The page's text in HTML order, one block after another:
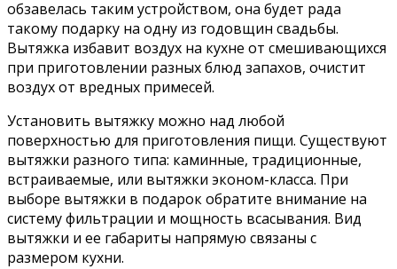
обзавелась таким устройством, она будет рада
такому подарку на одну из годовщин свадьбы.
Вытяжка избавит воздух на кухне от смешивающихся
при приготовлении разных блюд запахов, очистит
воздух от вредных примесей.
Установить вытяжку можно над любой
поверхностью для приготовления пищи. Существуют
вытяжки разного типа: каминные, традиционные,
встраиваемые, или вытяжки эконом-класса. При
выборе вытяжки в подарок обратите внимание на
систему фильтрации и мощность всасывания. Вид
вытяжки и ее габариты напрямую связаны с
размером кухни.